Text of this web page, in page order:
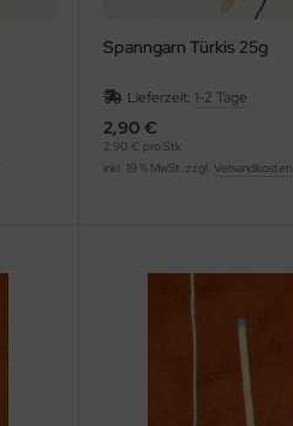
Spanngarn Türkis 25g
Lieferzeit: 1-2 Tage
2,90 €
2,90 € pro Stk
inkl. 19 % MwSt. zzgl. Versandkosten